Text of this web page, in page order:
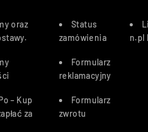
oraz
.
– Kup
za
Status
zamówienia
Formularz
reklamacyjny
Formularz
zwrotu
n.pl